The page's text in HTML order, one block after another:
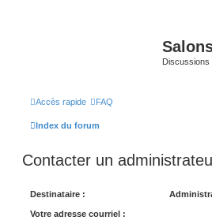
Discussions
Accès rapide FAQ
Index du forum
Contacter un
Destinataire :
Votre adresse courriel :